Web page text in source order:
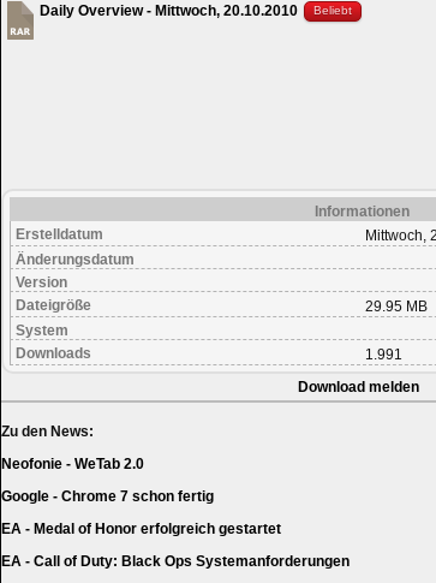
Daily Overview - Mittwoch, 20.10.2010
Beliebt
Informationen
Erstelldatum
Mittwoch,
Änderungsdatum
Version
Dateigröße
29.95 MB
System
Downloads
1.991
Download melden
Zu den News:
Neofonie - WeTab 2.0
Google - Chrome 7 schon fertig
EA - Medal of Honor erfolgreich gestartet
EA - Call of Duty: Black Ops Systemanforderungen